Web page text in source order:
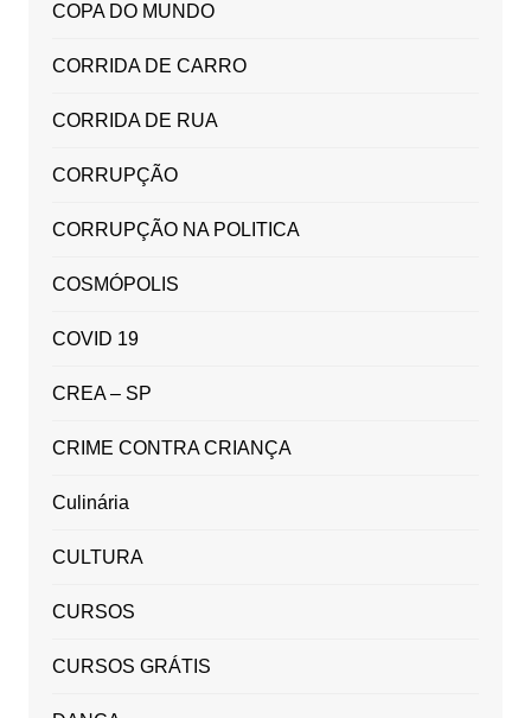
COPA DO MUNDO
CORRIDA DE CARRO
CORRIDA DE RUA
CORRUPÇÃO
CORRUPÇÃO NA POLITICA
COSMÓPOLIS
COVID 19
CREA – SP
CRIME CONTRA CRIANÇA
Culinária
CULTURA
CURSOS
CURSOS GRÁTIS